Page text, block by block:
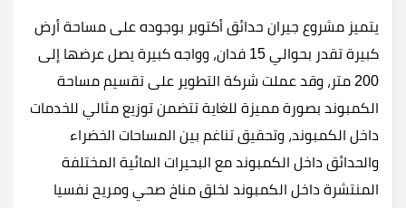
يتميز مشروع جيران حدائق أكتوبر بوجوده على مساحة أرض
كبيرة تقدر بحوالي 15 فدان، وواجه كبيرة يصل عرضها إلى
200 متر، وقد عملت شركة التطوير على تقسيم مساحة
الكمبوند بصورة مميزة للغاية تتضمن توزيع مثالي للخدمات
داخل الكمبوند، وتحقيق تناغم بين المساحات الخضراء
والحدائق داخل الكمبوند مع البحيرات المائية المختلفة
المنتشرة داخل الكمبوند لخلق مناخ صحي ومريح نفسيا